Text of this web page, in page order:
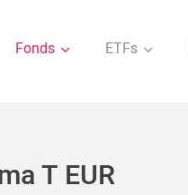
Fonds ETFs
T EUR